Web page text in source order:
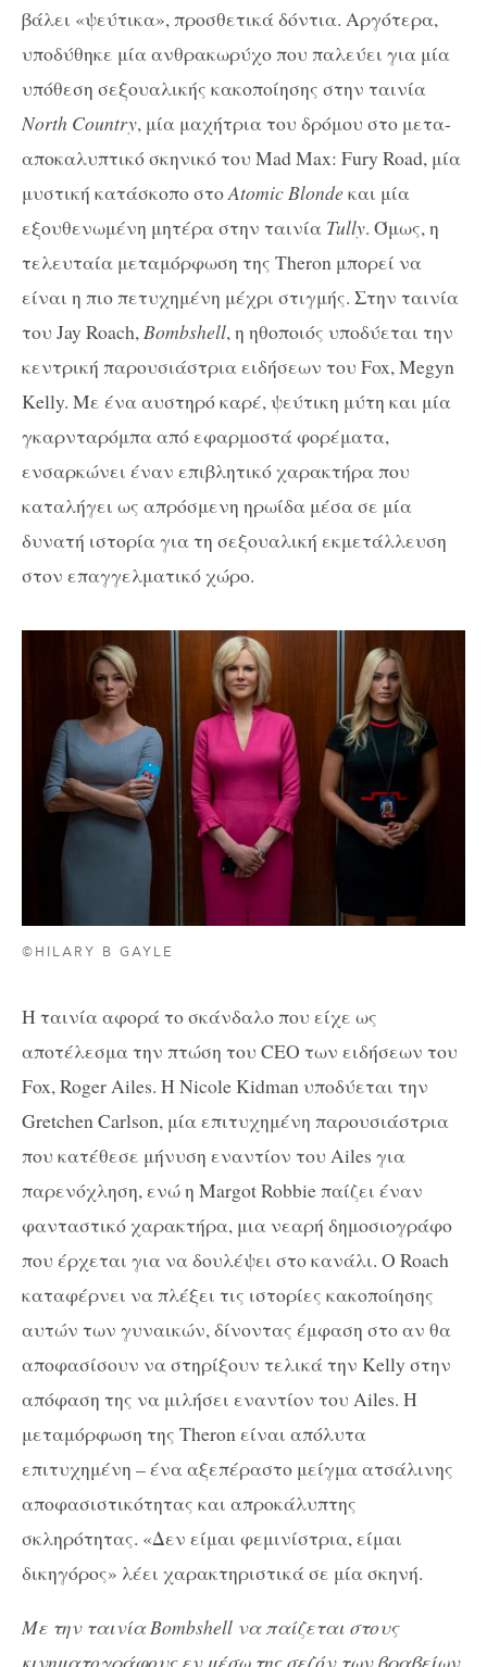
βάλει «ψεύτικα», προσθετικά δόντια. Αργότερα,
υποδύθηκε μία ανθρακωρύχο που παλεύει για μία
υπόθεση σεξουαλικής κακοποίησης στην ταινία
North Country, μία μαχήτρια του δρόμου στο μετα-
αποκαλυπτικό σκηνικό του Mad Max: Fury Road, μία
μυστική κατάσκοπο στοAtomic Blondeκαι μία
εξουθενωμένη μητέρα στην ταινία Tully. Όμως, η
τελευταία μεταμόρφωση της Theron μπορεί να
είναι η πιο πετυχημένη μέχρι στιγμής. Στην ταινία
του Jay Roach, Bombshell, η ηθοποιός υποδύεται την
κεντρική παρουσιάστρια ειδήσεων του Fox, Megyn
Kelly. Με ένα αυστηρό καρέ, ψεύτικη μύτη και μία
γκαρνταρόμπα από εφαρμοστά φορέματα,
ενσαρκώνει έναν επιβλητικό χαρακτήρα που
καταλήγει ως απρόσμενη ηρωίδα μέσα σε μία
δυνατή ιστορία για τη σεξουαλική εκμετάλλευση
στον επαγγελματικό χώρο.
©HILARY B GAYLE
Η ταινία αφορά το σκάνδαλο που είχε ως
αποτέλεσμα την πτώση του CEO των ειδήσεων του
Fox, Roger Ailes. Η Nicole Kidman υποδύεται την
Gretchen Carlson, μία επιτυχημένη παρουσιάστρια
που κατέθεσε μήνυση εναντίον του Ailes για
παρενόχληση, ενώ η Margot Robbie παίζει έναν
φανταστικό χαρακτήρα, μια νεαρή δημοσιογράφο
που έρχεται για να δουλέψει στο κανάλι. Ο Roach
καταφέρνει να πλέξει τις ιστορίες κακοποίησης
αυτών των γυναικών, δίνοντας έμφαση στο αν θα
αποφασίσουν να στηρίξουν τελικά την Kelly στην
απόφαση της να μιλήσει εναντίον του Ailes. Η
μεταμόρφωση της Theron είναι απόλυτα
επιτυχημένη – ένα αξεπέραστο μείγμα ατσάλινης
αποφασιστικότητας και απροκάλυπτης
σκληρότητας. «Δεν είμαι φεμινίστρια, είμαι
δικηγόρος» λέει χαρακτηριστικά σε μία σκηνή.
Με την ταινία Bombshell να παίζεται στους
κινηματογράφους εν μέσω της σεζόν των βραβείων,